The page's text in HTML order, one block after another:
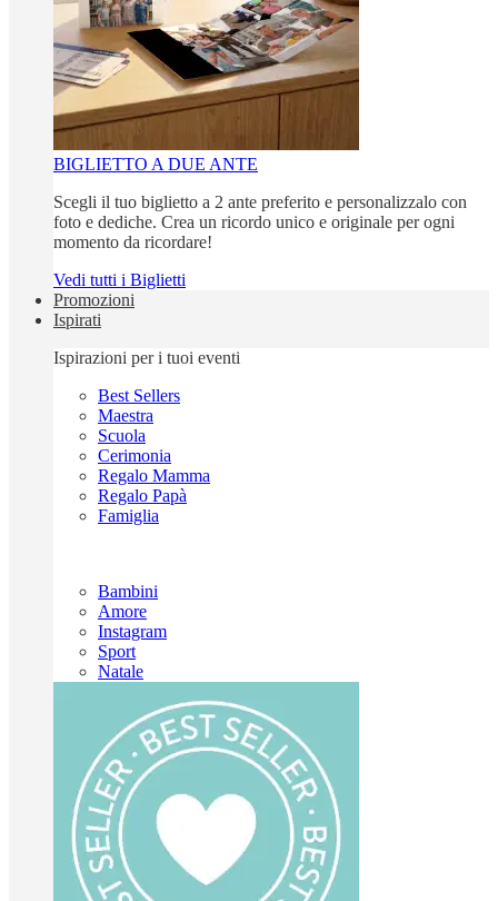
BIGLIETTO A DUE ANTE
Scegli il tuo biglietto a 2 ante preferito e personalizzalo con
foto e dediche. Crea un ricordo unico e originale per ogni
momento da ricordare!
Vedi tutti i Biglietti
Promozioni
Ispirati
Ispirazioni per i tuoi eventi
Best Sellers
Maestra
Scuola
Cerimonia
Regalo Mamma
Regalo Papà
Famiglia
Bambini
Amore
Instagram
Sport
Natale